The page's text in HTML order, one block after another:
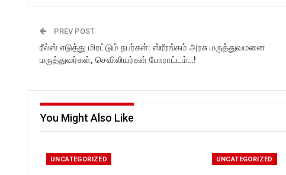
PREV POST
ரீல்ஸ் எடுத்து மிரட்டும் நபர்கள்: ஸ்ரீரங்கம் அரசு மருத்துவமனை
மருத்துவர்கள், செவிலியர்கள் போராட்டம்…!
You Might Also Like
UNCATEGORIZED UNCATEGORIZED